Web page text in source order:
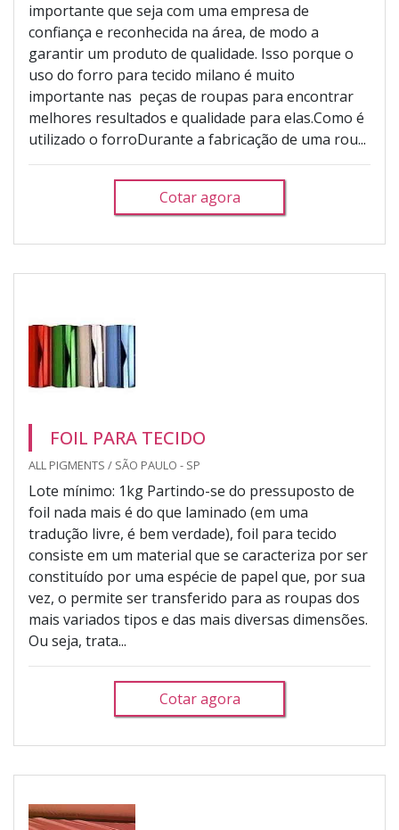
importante que seja com uma empresa de
confiança e reconhecida na área, de modo a
garantir um produto de qualidade. Isso porque o
uso do forro para tecido milano é muito
importante nas peças de roupas para encontrar
melhores resultados e qualidade para elas.Como é
utilizado o forroDurante a fabricação de uma rou...
Cotar agora
FOIL PARA TECIDO
ALL PIGMENTS / SÃO PAULO - SP
Lote mínimo: 1kg Partindo-se do pressuposto de
foil nada mais é do que laminado (em uma
tradução livre, é bem verdade), foil para tecido
consiste em um material que se caracteriza por ser
constituído por uma espécie de papel que, por sua
vez, o permite ser transferido para as roupas dos
mais variados tipos e das mais diversas dimensões.
Ou seja, trata...
Cotar agora